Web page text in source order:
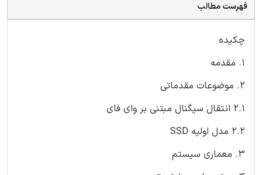
فهرست مطالب
چکیده
1. مقدمه
2. موضوعات مقدماتی
2.1 انتقال سیگنال مبتنی بر وای فای
2.2 مدل اولیه SSD
3. معماری سیستم